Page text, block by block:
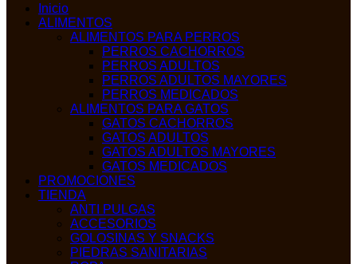
Inicio
ALIMENTOS
ALIMENTOS PARA PERROS
PERROS CACHORROS
PERROS ADULTOS
PERROS ADULTOS MAYORES
PERROS MEDICADOS
ALIMENTOS PARA GATOS
GATOS CACHORROS
GATOS ADULTOS
GATOS ADULTOS MAYORES
GATOS MEDICADOS
PROMOCIONES
TIENDA
ANTI PULGAS
ACCESORIOS
GOLOSINAS Y SNACKS
PIEDRAS SANITARIAS